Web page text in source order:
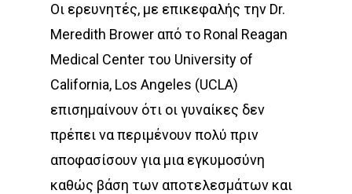
Οι ερευνητές, με επικεφαλής την Dr.
Meredith Brower από το Ronal Reagan
Medical Center του University of
California, Los Angeles (UCLA)
επισημαίνουν ότι οι γυναίκες δεν
πρέπει να περιμένουν πολύ πριν
αποφασίσουν για μια εγκυμοσύνη
καθώς βάση των αποτελεσμάτων και